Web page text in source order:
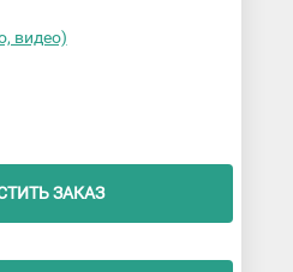
видео)
ЗАКАЗ